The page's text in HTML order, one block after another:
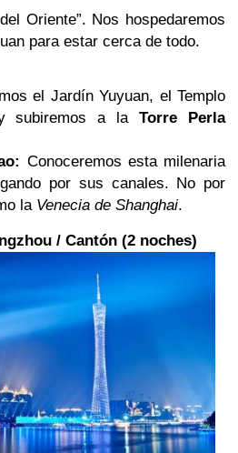
Oriente”. Nos hospedaremos
para estar cerca de todo.
el Jardín Yuyuan, el Templo
subiremos a laTorre Perla
Conoceremos esta milenaria
por sus canales. No por
la Venecia de Shanghai.
/ Cantón (2 noches)